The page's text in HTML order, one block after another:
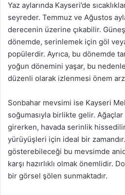
Yaz aylarında Kayseri’de
seyreder. Temmuz ve Ağustos
derecenin üzerine çıkabilir.
dönemde, serinlemek için göl
popülerdir. Ayrıca, bu dönemde
yoğun dönemini yaşar, bu
düzenli olarak izlenmesi önem
Sonbahar mevsimi ise Kayseri
soğumasıyla birlikte gelir.
girerken, havada serinlik
yürüyüşleri için ideal bir
gösterebileceği bu mevsimde
karşı hazırlıklı olmak önemlidir.
bir görsel şölen sunmaktadır.